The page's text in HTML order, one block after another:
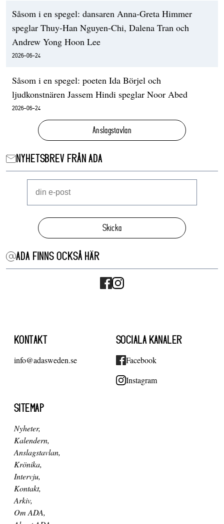
Såsom i en spegel: dansaren Anna-Greta Himmer
speglar Thuy-Han Nguyen-Chi, Dalena Tran och
Andrew Yong Hoon Lee
2026-06-24
Såsom i en spegel: poeten Ida Börjel och
ljudkonstnären Jassem Hindi speglar Noor Abed
2026-06-24
Anslagstavlan
NYHETSBREV FRÅN ADA
Skicka
ADA FINNS OCKSÅ HÄR
KONTAKT
info@adasweden.se
SOCIALA KANALER
Facebook
Instagram
SITEMAP
Nyheter
Kalendern
Anslagstavlan
Krönika
Intervju
Kontakt
Arkiv
Om ADA